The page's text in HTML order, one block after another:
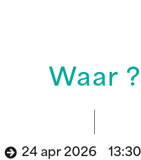
Waar ?
24 apr 2026 13:30